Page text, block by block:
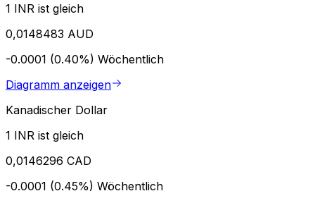
1 INR ist gleich
0,0148483 AUD
-0.0001 (0.40%) Wöchentlich
Diagramm anzeigen
Kanadischer Dollar
1 INR ist gleich
0,0146296 CAD
-0.0001 (0.45%) Wöchentlich